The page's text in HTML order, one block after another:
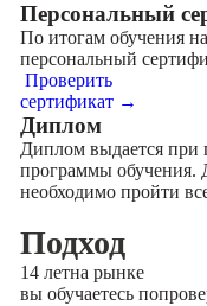
Персональный
По итогам обучения
персональный
Проверить
сертификат →
Диплом
Диплом выдается при
программы обучения.
необходимо пройти
Подход
14 летна рынке
вы обучаетесь по